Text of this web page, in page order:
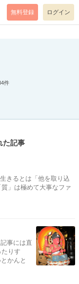
level=notice
無料登録 ログイン
件
た記事
きるとは「他を取り込
」は極めて大事なファ
事には直
りす
かんと